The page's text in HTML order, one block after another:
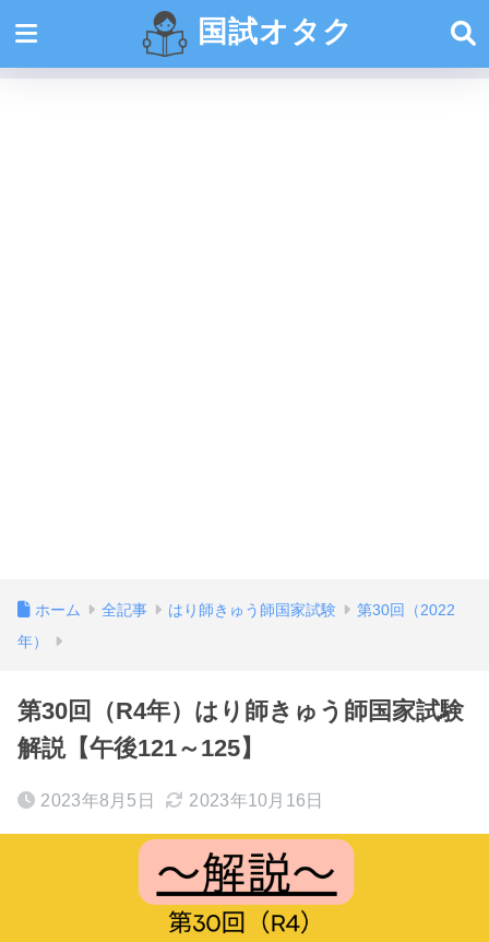
国試オタク
ホーム 全記事 はり師きゅう師国家試験
第30回（2022
年）
第30回（R4年）はり師きゅう師国家試験
解説【午後121～125】
2023年8月5日 2023年10月16日